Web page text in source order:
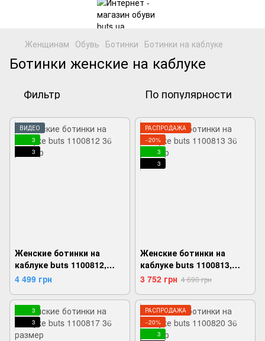
Женщинам Обувь Ботинки Ботинки на каблуке
Ботинки женские на каблуке
Фильтр По популярности
ВИДЕО
3
3
Женские ботинки на
каблуке buts 1100812,
Коричневый, 36,
4 499 грн
РАСПРОДАЖА
−20%
3
3
Женские ботинки на
каблуке buts 1100813,
Черный, 36,
3 752 грн 4 690 грн
3
3
РАСПРОДАЖА
−20%
3